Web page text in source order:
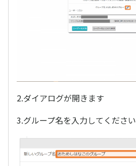
2.ダイアログが開きます
3.グループ名を入力してください